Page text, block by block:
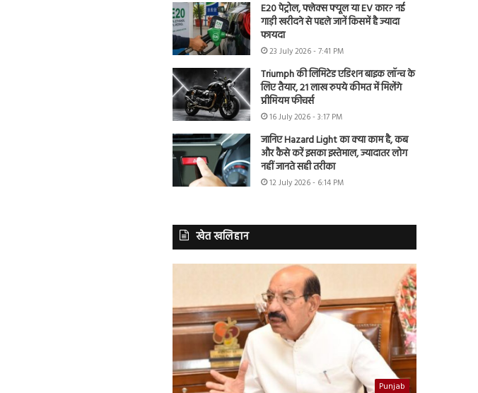
E20 पेट्रोल, फ्लेक्स फ्यूल या EV कार? नई
गाड़ी खरीदने से पहले जानें किसमें है ज्यादा
फायदा
23 July 2026 - 7:41 PM
Triumph की लिमिटेड एडिशन बाइक लॉन्च के
लिए तैयार, 21 लाख रुपये कीमत में मिलेंगे
प्रीमियम फीचर्स
16 July 2026 - 3:17 PM
जानिए Hazard Light का क्या काम है, कब
और कैसे करें इसका इस्तेमाल, ज्यादातर लोग
नहीं जानते सही तरीका
12 July 2026 - 6:14 PM
खेत खलिहान
Punjab